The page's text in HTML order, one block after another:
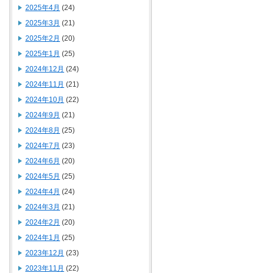
2025年4月 (24)
2025年3月 (21)
2025年2月 (20)
2025年1月 (25)
2024年12月 (24)
2024年11月 (21)
2024年10月 (22)
2024年9月 (21)
2024年8月 (25)
2024年7月 (23)
2024年6月 (20)
2024年5月 (25)
2024年4月 (24)
2024年3月 (21)
2024年2月 (20)
2024年1月 (25)
2023年12月 (23)
2023年11月 (22)